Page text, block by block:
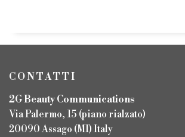
CONTATTI
2G Beauty Communications
Via Palermo, 15 (piano rialzato)
20090 Assago (MI) Italy